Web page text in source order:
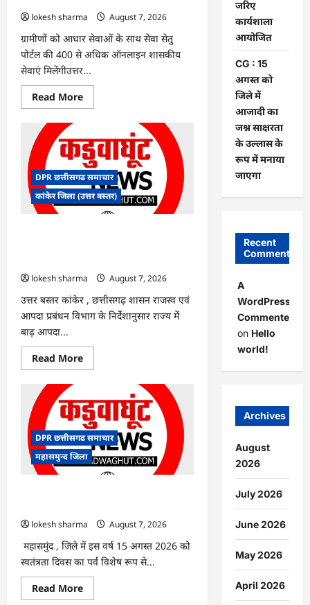
बवाल,
आयोग
ने
दी
सफाई
lokesh sharma
August 7, 2026
ग्रामीणों को आधार सेवाओं के साथ सेवा सेतु
पोर्टल की 400 से अधिक ऑनलाइन शासकीय
सेवाएं मिलेंगीउत्तर...
Read MoreRead
more
ग्राम
पंचायत
भैंसासुर
में
नवीन
आधार
केंद्र
DPR छत्तीसगढ समाचार
कांकेर जिला (उत्तर बस्तर)
lokesh sharma
August 7, 2026
उत्तर बस्तर कांकेर , छत्तीसगढ़ शासन राजस्व एवं
आपदा प्रबंधन विभाग के निर्देशानुसार राज्य में
बाढ़ आपदा...
Read MoreRead
more
:
आपदा
प्रबंधन
संबंधी
राज्य
स्तरीय
मॉक
एक्सरसाइज
कार्यशाला
आयोजित
DPR छत्तीसगढ समाचार
महासमुन्द जिला
lokesh sharma
August 7, 2026
महासमुंद , जिले में इस वर्ष 15 अगस्त 2026 को
स्वतंत्रता दिवस का पर्व विशेष रूप से...
Read MoreRead
more
जरिए
कार्यशाला
आयोजित
CG : 15
अगस्त को
जिले में
आजादी का
जश्न साक्षरता
के उल्लास के
रूप में मनाया
जाएगा
Recent
Comments
A
WordPress
Commenter
on Hello
world!
Archives
August
2026
July 2026
June 2026
May 2026
April 2026